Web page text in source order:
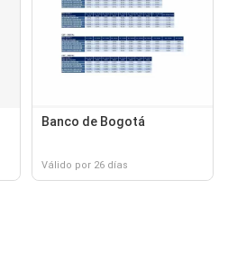
Banco de Bogotá
Válido por 26 días